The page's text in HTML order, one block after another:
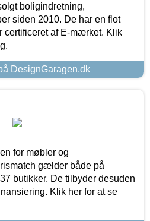
boligindretning,
siden 2010. De har en flot
certificeret af E-mærket. Klik
DesignGaragen.dk
for møbler og
gælder både på
butikker. De tilbyder desuden
Klik her for at se